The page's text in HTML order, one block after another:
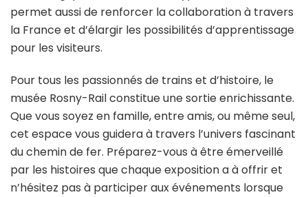
permet aussi de renforcer la collaboration à travers
la France et d’élargir les possibilités d’apprentissage
pour les visiteurs.
Pour tous les passionnés de trains et d’histoire, le
musée Rosny-Rail constitue une sortie enrichissante.
Que vous soyez en famille, entre amis, ou même seul,
cet espace vous guidera à travers l’univers fascinant
du chemin de fer. Préparez-vous à être émerveillé
par les histoires que chaque exposition a à offrir et
n’hésitez pas à participer aux événements lorsque